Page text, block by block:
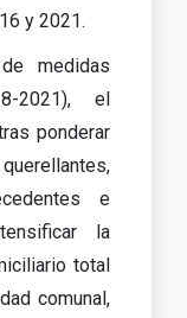
y 2021.
medidas
2021), el
ponderar
e
la
total
comunal,